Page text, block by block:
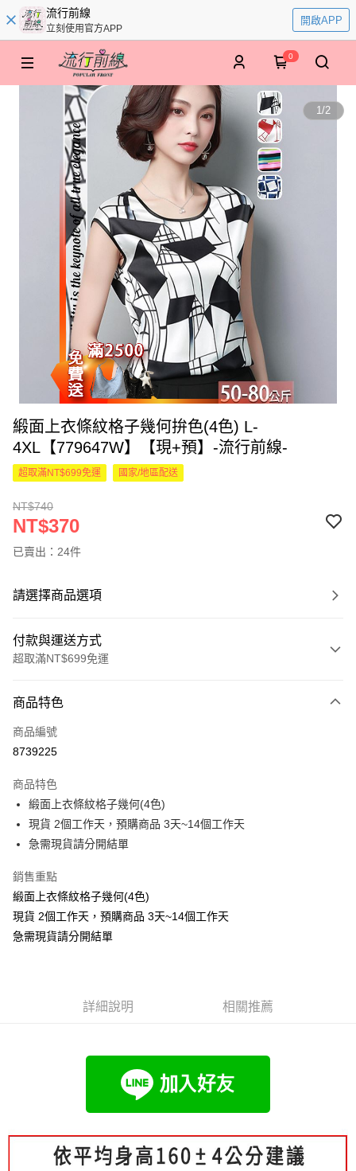
流行前線
立刻使用官方APP
開啟APP
0
1/2
緞面上衣條紋格子幾何拚色(4色) L-
4XL【779647W】【現+預】-流行前線-
超取滿NT$699免運 國家/地區配送
NT$740
NT$370
已賣出：24件
請選擇商品選項
付款與運送方式
超取滿NT$699免運
信用卡一次付款
超商取貨付款
Apple Pay
街口支付
Google Pay
全支付
【大哥付你分期使用說明】
流程，驗證手機門號後，選擇欲分期的期數、繳款截止日，確認付款後即完
3.實際核准額度、可分期數及費用金額請依後續交易確認頁面所載為準。
4.訂單成立30分鐘內，如未前往確認交易或遇審核未通過，訂單將自動取
消。如遇「轉專審核」未通過狀況，表示未達大哥付你分期系統評分，恕無
【繳款方式說明】
1.分期款項不併入電信帳單，「大哥付你分期」於每月結算日後寄送繳費提
AFTEE先享後付是「在收到商品之後才付款」的支付方式。 讓您購物簡單
１．簡單：不需註冊會員、不需綁卡、不需儲值。
３．安心：先確認商品／服務後，再付款。
【「AFTEE先享後付」結帳流程】
「Hami Point」為中華電信所提供之點數服務，可於會員專區綁定中華電信
運送方式
商品特色
商品編號
8739225
商品特色
緞面上衣條紋格子幾何(4色)
現貨 2個工作天，預購商品 3天~14個工作天
急需現貨請分開結單
銷售重點
緞面上衣條紋格子幾何(4色)
現貨 2個工作天，預購商品 3天~14個工作天
急需現貨請分開結單
詳細說明 相關推薦